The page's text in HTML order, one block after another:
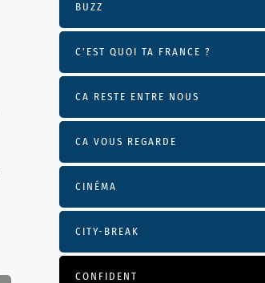
BUZZ
C'EST QUOI TA FRANCE ?
CA RESTE ENTRE NOUS
CA VOUS REGARDE
CINÉMA
CITY-BREAK
CONFIDENT